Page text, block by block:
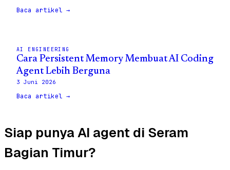
Baca artikel →
AI ENGINEERING
Cara Persistent Memory Membuat AI Coding
Agent Lebih Berguna
3 Juni 2026
Baca artikel →
Siap punya AI agent di Seram
Bagian Timur?